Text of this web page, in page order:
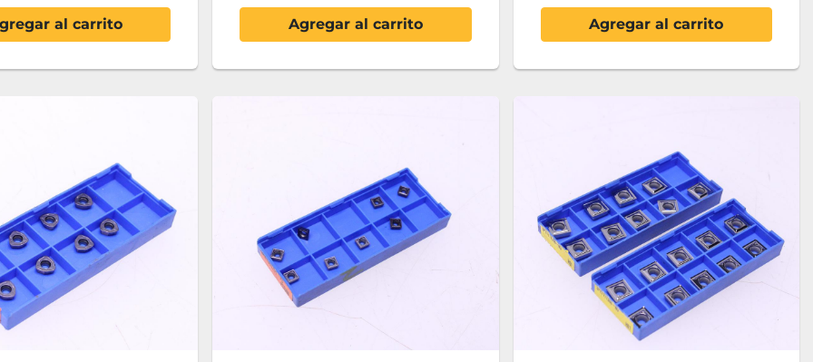
al carrito Agregar al carrito Agregar al carrito